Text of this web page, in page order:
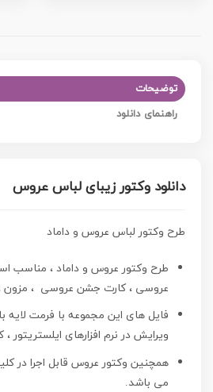
توضیحات
راهنمای دانلود
دانلود وکتور زیبای لباس عروس
طرح وکتور لباس عروس و داماد
طرح وکتور عروس و داماد ، مناسب
عروسی ، کارت جشن عروسی ، مزون ،
ویرایش در نرم افزارهای ایلستریتور
همچنین وکتور عروس قابل اجرا در
می باشد.